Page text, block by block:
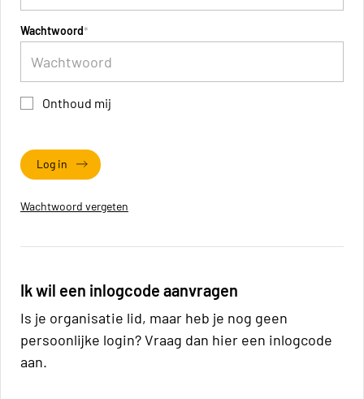
Wachtwoord
Onthoud mij
Log in
Wachtwoord vergeten
Ik wil een inlogcode aanvragen
Is je organisatie lid, maar heb je nog geen
persoonlijke login? Vraag dan hier een inlogcode
aan.